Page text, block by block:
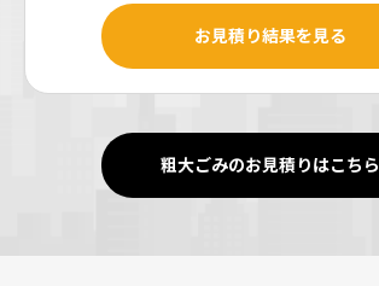
お見積り結果を見る
粗大ごみのお見積りはこちら